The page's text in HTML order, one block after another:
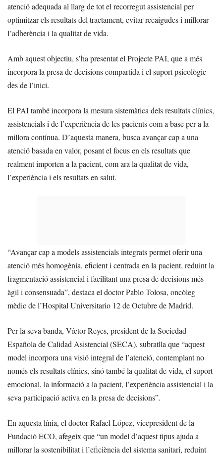
atenció adequada al llarg de tot el recorregut assistencial per
optimitzar els resultats del tractament, evitar recaigudes i millorar
l’adherència i la qualitat de vida.
Amb aquest objectiu, s’ha presentat el Projecte PAI, que a més
incorpora la presa de decisions compartida i el suport psicològic
des de l’inici.
El PAI també incorpora la mesura sistemàtica dels resultats clínics,
assistencials i de l’experiència de les pacients com a base per a la
millora contínua. D’aquesta manera, busca avançar cap a una
atenció basada en valor, posant el focus en els resultats que
realment importen a la pacient, com ara la qualitat de vida,
l’experiència i els resultats en salut.
“Avançar cap a models assistencials integrats permet oferir una
atenció més homogènia, eficient i centrada en la pacient, reduint la
fragmentació assistencial i facilitant una presa de decisions més
àgil i consensuada”, destaca el doctor Pablo Tolosa, oncòleg
mèdic de l’Hospital Universitario 12 de Octubre de Madrid.
Per la seva banda, Víctor Reyes, president de la Sociedad
Española de Calidad Asistencial (SECA), subratlla que “aquest
model incorpora una visió integral de l’atenció, contemplant no
només els resultats clínics, sinó també la qualitat de vida, el suport
emocional, la informació a la pacient, l’experiència assistencial i la
seva participació activa en la presa de decisions”.
En aquesta línia, el doctor Rafael López, vicepresident de la
Fundació ECO, afegeix que “un model d’aquest tipus ajuda a
millorar la sostenibilitat i l’eficiència del sistema sanitari, reduint